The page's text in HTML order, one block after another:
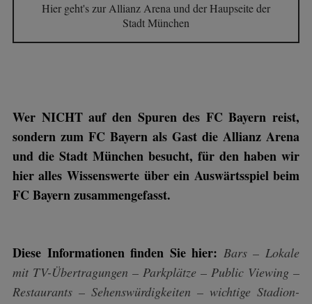
Hier geht's zur Allianz Arena und der Haupseite der
Stadt München
Wer NICHT auf den Spuren des FC Bayern reist,
sondern zum FC Bayern als Gast die Allianz Arena
und die Stadt München besucht, für den haben wir
hier alles Wissenswerte über ein Auswärtsspiel beim
FC Bayern zusammengefasst.
Diese Informationen finden Sie hier: Bars – Lokale
mit TV-Übertragungen – Parkplätze – Public Viewing –
Restaurants – Sehenswürdigkeiten – wichtige Stadion-